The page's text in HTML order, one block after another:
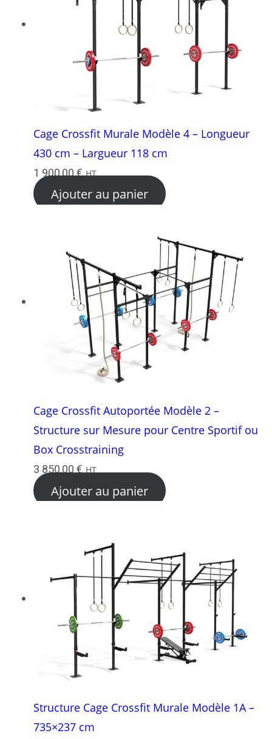
Cage Crossfit Murale Modèle 4 – Longueur
430 cm – Largueur 118 cm
1 900,00€ HT
Ajouter au panier
Cage Crossfit Autoportée Modèle 2 –
Structure sur Mesure pour Centre Sportif ou
Box Crosstraining
3 850,00€ HT
Ajouter au panier
Structure Cage Crossfit Murale Modèle 1A –
735×237 cm